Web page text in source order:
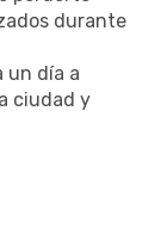
durante
un día a
ciudad y